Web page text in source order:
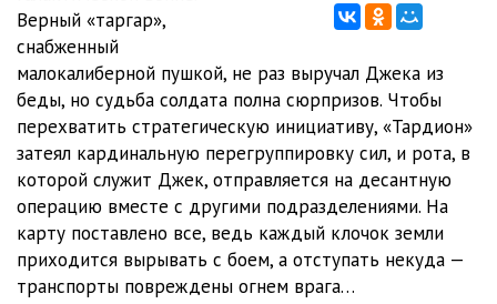
0013
0014 05:28
0015
0016 05:05
0017 05:32
0018
0019
Верный «таргар»,
снабженный
малокалиберной пушкой, не раз выручал Джека из
беды, но судьба солдата полна сюрпризов. Чтобы
перехватить стратегическую инициативу, «Тардион»
затеял кардинальную перегруппировку сил, и рота, в
которой служит Джек, отправляется на десантную
операцию вместе с другими подразделениями. На
карту поставлено все, ведь каждый клочок земли
приходится вырывать с боем, а отступать некуда —
транспорты повреждены огнем врага…